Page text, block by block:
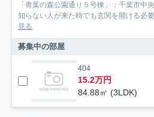
「青葉の森公園通り５号棟」：千葉市中
知らない人が来た時でも玄関を開ける必
見る
募集中の部屋
404
15.2万円
84.88㎡ (3LDK)